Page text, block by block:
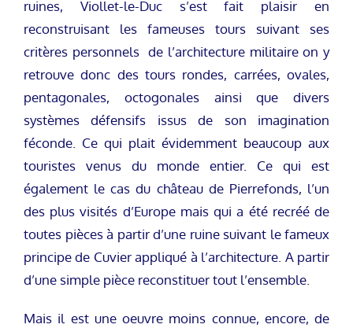
ruines, Viollet-le-Duc s’est fait plaisir en
reconstruisant les fameuses tours suivant ses
critères personnels de l’architecture militaire on y
retrouve donc des tours rondes, carrées, ovales,
pentagonales, octogonales ainsi que divers
systèmes défensifs issus de son imagination
féconde. Ce qui plait évidemment beaucoup aux
touristes venus du monde entier. Ce qui est
également le cas du château de Pierrefonds, l’un
des plus visités d’Europe mais qui a été recréé de
toutes pièces à partir d’une ruine suivant le fameux
principe de Cuvier appliqué à l’architecture. A partir
d’une simple pièce reconstituer tout l’ensemble.
Mais il est une oeuvre moins connue, encore, de